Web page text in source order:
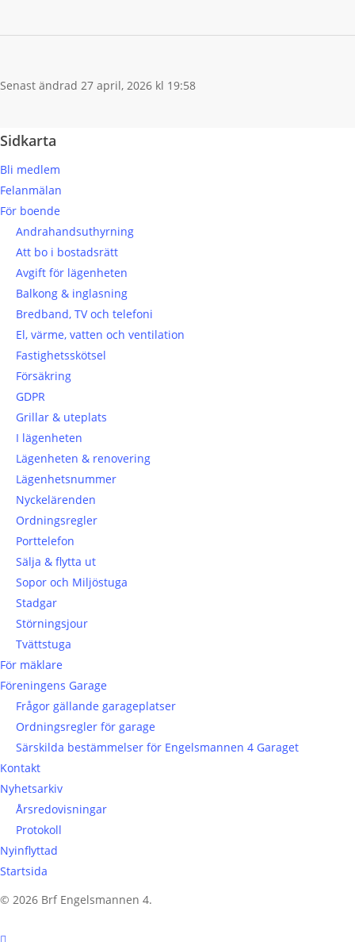
Senast ändrad 27 april, 2026 kl 19:58
Sidkarta
Bli medlem
Felanmälan
För boende
Andrahandsuthyrning
Att bo i bostadsrätt
Avgift för lägenheten
Balkong & inglasning
Bredband, TV och telefoni
El, värme, vatten och ventilation
Fastighetsskötsel
Försäkring
GDPR
Grillar & uteplats
I lägenheten
Lägenheten & renovering
Lägenhetsnummer
Nyckelärenden
Ordningsregler
Porttelefon
Sälja & flytta ut
Sopor och Miljöstuga
Stadgar
Störningsjour
Tvättstuga
För mäklare
Föreningens Garage
Frågor gällande garageplatser
Ordningsregler för garage
Särskilda bestämmelser för Engelsmannen 4 Garaget
Kontakt
Nyhetsarkiv
Årsredovisningar
Protokoll
Nyinflyttad
Startsida
© 2026 Brf Engelsmannen 4.